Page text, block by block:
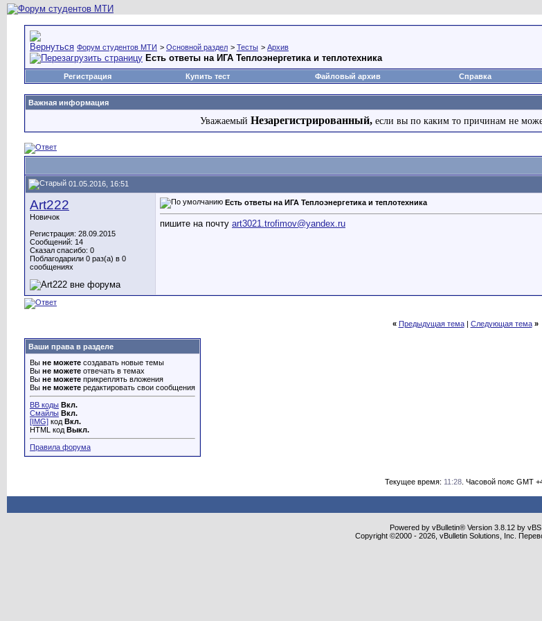
Форум студентов МТИ > Основной раздел > Тесты > Архив
Есть ответы на ИГА Теплоэнергетика и теплотехника
Регистрация Купить тест Файловый архив Справка
Важная информация
Уважаемый Незарегистрированный, если вы по каким то причинам не
01.05.2016, 16:51
Art222
Новичок
Регистрация: 28.09.2015
Сообщений: 14
Сказал спасибо: 0
Поблагодарили 0 раз(а) в 0
сообщениях
Есть ответы на ИГА Теплоэнергетика и теплотехника
пишите на почту art3021.trofimov@yandex.ru
« Предыдущая тема| Следующая тема »
Ваши права в разделе
Вы не можете создавать новые темы
Вы не можете отвечать в темах
Вы не можете прикреплять вложения
Вы не можете редактировать свои сообщения
BB коды Вкл.
Смайлы Вкл.
[IMG] код Вкл.
HTML код Выкл.
Правила форума
Текущее время: 11:28. Часовой пояс GMT
Powered by vBulletin® Version 3.8.12 by vBS
Copyright ©2000 - 2026, vBulletin Solutions, Inc.